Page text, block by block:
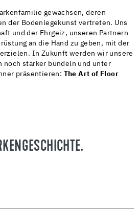
gewachsen, deren
der Bodenlegekunst vertreten. Uns
und der Ehrgeiz, unseren Partnern
an die Hand zu geben, mit der
In Zukunft werden wir unsere
noch stärker bündeln und unter
präsentieren: The Art of Floor